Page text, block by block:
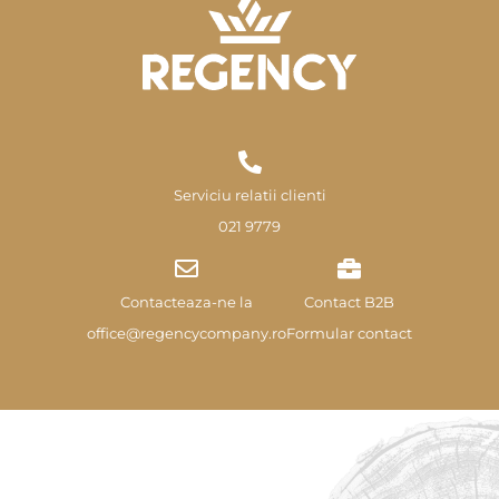
Serviciu relatii clienti
021 9779
Contacteaza-ne la
office@regencycompany.ro
Contact B2B
Formular contact